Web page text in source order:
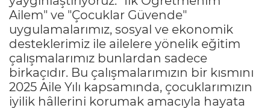
Ailem" ve "Çocuklar Güvende"
uygulamalarımız, sosyal ve ekonomik
desteklerimiz ile ailelere yönelik eğitim
çalışmalarımız bunlardan sadece
birkaçıdır. Bu çalışmalarımızın bir kısmını
2025 Aile Yılı kapsamında, çocuklarımızın
iyilik hâllerini korumak amacıyla hayata